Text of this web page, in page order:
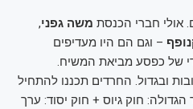
אולי חברי הכנסת משה גפני,
– וגם הם היו מעדיפים
של כפסע מביאת המשיח.
ובגדול. החרדים תכננו להתחיל
חוק גיוס + חוק יסוד: ערך